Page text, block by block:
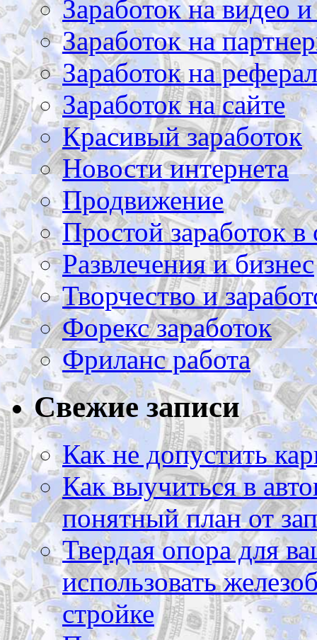
Заработок на видео
Заработок на
Заработок на
Заработок на сайте
Красивый заработок
Новости интернета
Продвижение
Простой заработок в
Развлечения и бизнес
Творчество и
Форекс заработок
Фриланс работа
Свежие записи
Как не допустить
Как выучиться в
понятный план от
Твердая опора для
использовать
стройке